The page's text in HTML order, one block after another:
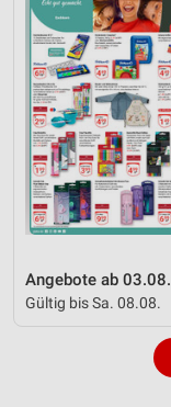
Angebote ab 03.08.
Gültig bis Sa. 08.08.